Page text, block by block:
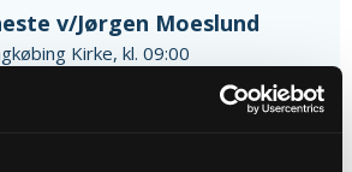
v/Jørgen Moeslund
Kirke, kl. 09:00